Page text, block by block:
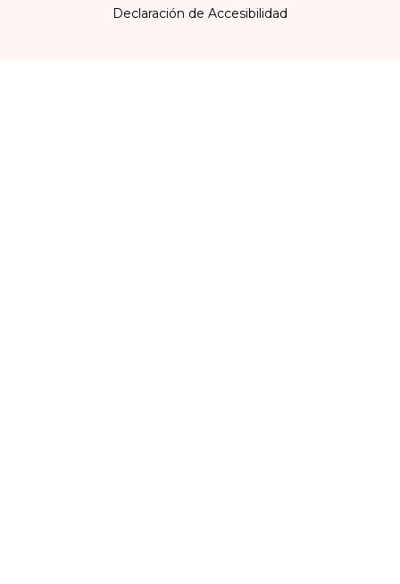
Declaración de Accesibilidad